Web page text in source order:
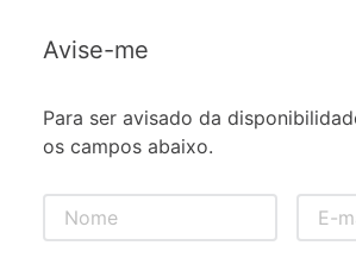
Avise-me
Para ser avisado da
os campos abaixo.